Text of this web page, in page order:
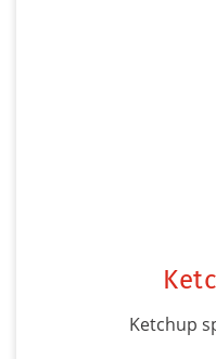
Ketchup